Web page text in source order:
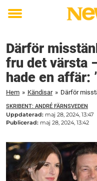
Toggle
Därför
fru det värsta
hade en affär:
Hem » Kändisar »
SKRIBENT: ANDRÉ FÄRNSVEDEN
Uppdaterad: maj 28, 2024, 13:47
Publicerad: maj 28, 2024, 13:42